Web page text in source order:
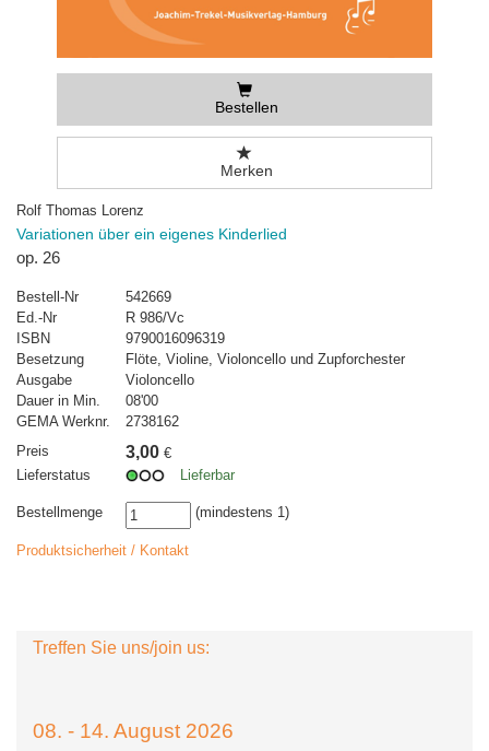
Bestellen
Merken
Rolf Thomas Lorenz
Variationen über ein eigenes Kinderlied
op. 26
Bestell-Nr
542669
Ed.-Nr
R 986/Vc
ISBN
9790016096319
Besetzung
Flöte, Violine, Violoncello und Zupforchester
Ausgabe
Violoncello
Dauer in Min.
08'00
GEMA Werknr.
2738162
Preis
3,00 €
Lieferstatus
Lieferbar
Bestellmenge (mindestens 1)
Produktsicherheit / Kontakt
Treffen Sie uns/join us:
08. - 14. August 2026